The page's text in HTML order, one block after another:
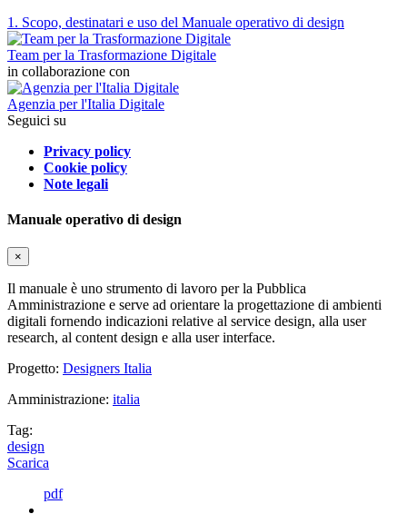
1. Scopo, destinatari e uso del Manuale operativo di design
Team per la Trasformazione Digitale
in collaborazione con
Agenzia per l'Italia Digitale
Seguici su
Privacy policy
Cookie policy
Note legali
Manuale operativo di design
×
Il manuale è uno strumento di lavoro per la Pubblica
Amministrazione e serve ad orientare la progettazione di ambienti
digitali fornendo indicazioni relative al service design, alla user
research, al content design e alla user interface.
Progetto: Designers Italia
Amministrazione: italia
Tag:
design
Scarica
pdf